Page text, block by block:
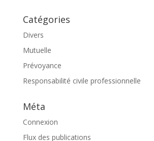
Catégories
Divers
Mutuelle
Prévoyance
Responsabilité civile professionnelle
Méta
Connexion
Flux des publications